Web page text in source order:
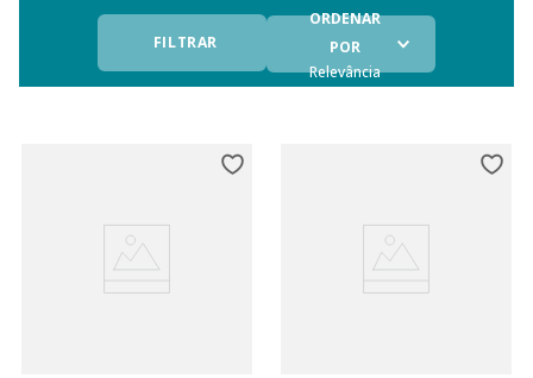
FILTRAR
ORDENAR
POR
Relevância